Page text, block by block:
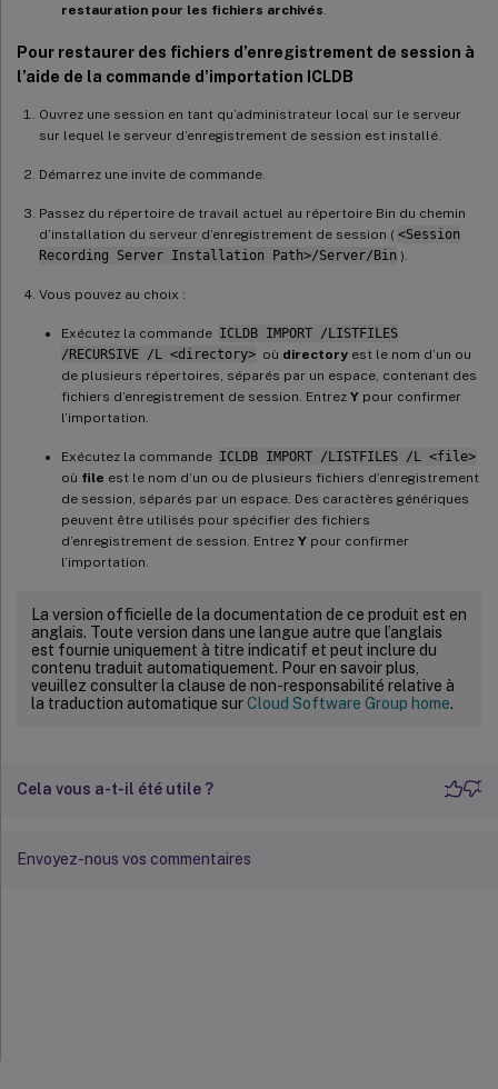
restauration pour les fichiers archivés
Pour restaurer des fichiers d’enregistrement de session à
l’aide de la commande d’importation ICLDB
Ouvrez une session en tant qu’administrateur local sur le serveur
sur lequel le serveur d’enregistrement de session est installé.
Démarrez une invite de commande.
Passez du répertoire de travail actuel au répertoire Bin du chemin
d’installation du serveur d’enregistrement de session ( <Session
Recording Server Installation Path>/Server/Bin ).
Vous pouvez au choix :
Exécutez la commande ICLDB IMPORT /LISTFILES
/RECURSIVE /L <directory> où directoryest le nom d’un ou
de plusieurs répertoires, séparés par un espace, contenant des
fichiers d’enregistrement de session. Entrez Y pour confirmer
l’importation.
Exécutez la commande ICLDB IMPORT /LISTFILES /L <file>
où file est le nom d’un ou de plusieurs fichiers d’enregistrement
de session, séparés par un espace. Des caractères génériques
peuvent être utilisés pour spécifier des fichiers
d’enregistrement de session. Entrez Y pour confirmer
l’importation.
La version officielle de la documentation de ce produit est en
anglais. Toute version dans une langue autre que l’anglais
est fournie uniquement à titre indicatif et peut inclure du
contenu traduit automatiquement. Pour en savoir plus,
veuillez consulter la clause de non-responsabilité relative à
la traduction automatique surCloud Software Group home.
Cela vous a-t-il été utile ?
Envoyez-nous vos commentaires